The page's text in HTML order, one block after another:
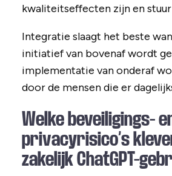
kwaliteitseffecten zijn en
Integratie slaagt het beste
initiatief van bovenaf wordt
implementatie van onderaf
door de mensen die er
Welke beveiligings-
privacyrisico’s
zakelijk ChatGPT-